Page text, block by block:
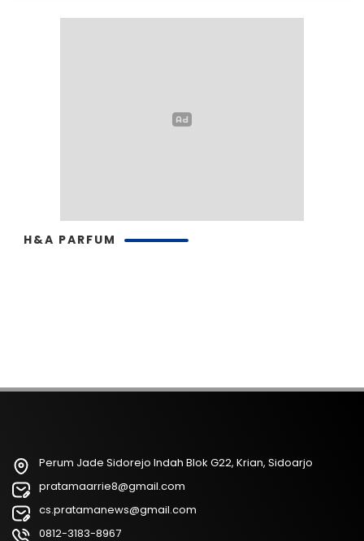
H&A PARFUM
Perum Jade Sidorejo Indah Blok G22, Krian, Sidoarjo
pratamaarrie8@gmail.com
cs.pratamanews@gmail.com
0812-3183-8967